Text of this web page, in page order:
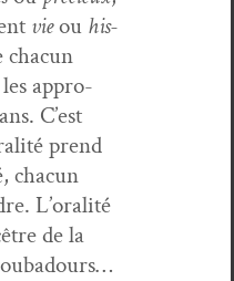
vieou his­
les appro­
C’est
prend
cha­cun
L’oralité
de la